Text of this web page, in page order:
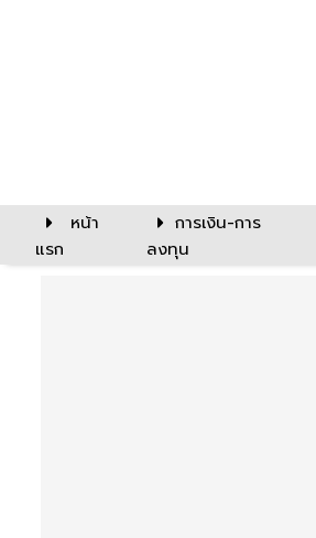
หน้า
แรก
การเงิน-การ
ลงทุน